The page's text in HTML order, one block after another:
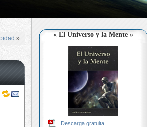
« El Universo y la Mente »
Descarga gratuita
»